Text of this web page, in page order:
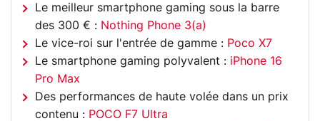
Le meilleur smartphone gaming sous la barre
des 300 € : Nothing Phone 3(a)
Le vice-roi sur l'entrée de gamme : Poco X7
Le smartphone gaming polyvalent : iPhone 16
Pro Max
Des performances de haute volée dans un prix
contenu : POCO F7 Ultra